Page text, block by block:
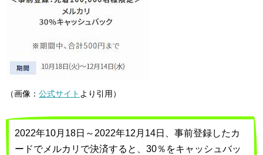
（画像： 公式サイト より引用）
2022年10月18日～2022年12月14日、事前登録したカ
ードでメルカリで決済すると、30％をキャッシュバッ